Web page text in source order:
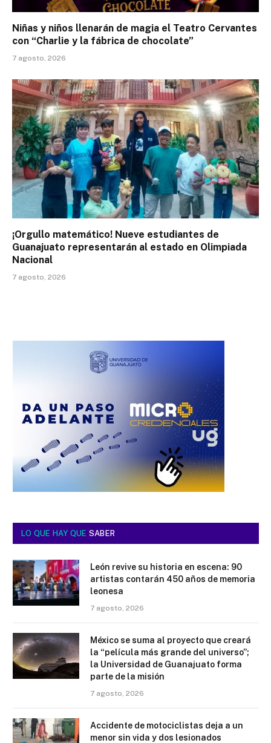
Niñas y niños llenarán de magia el Teatro Cervantes
con “Charlie y la fábrica de chocolate”
7 agosto, 2026
¡Orgullo matemático! Nueve estudiantes de
Guanajuato representarán al estado en Olimpiada
Nacional
7 agosto, 2026
LO QUE HAY QUE SABER
León revive su historia en escena: 90
artistas contarán 450 años de memoria
leonesa
7 agosto, 2026
México se suma al proyecto que creará
la “película más grande del universo”;
la Universidad de Guanajuato forma
parte de la misión
7 agosto, 2026
Accidente de motociclistas deja a un
menor sin vida y dos lesionados